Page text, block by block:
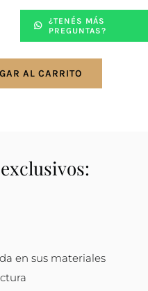
¿TENÉS MÁS
PREGUNTAS?
AL CARRITO
en sus materiales